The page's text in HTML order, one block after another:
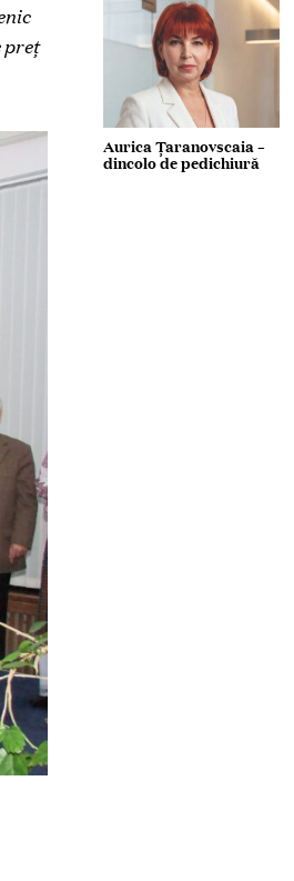
preț
Aurica Țaranovscaia –
dincolo de pedichiură